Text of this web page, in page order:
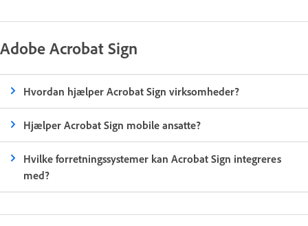
Adobe Acrobat Sign
Hvordan hjælper Acrobat Sign virksomheder?
Hjælper Acrobat Sign mobile ansatte?
Hvilke forretningssystemer kan Acrobat Sign integreres
med?